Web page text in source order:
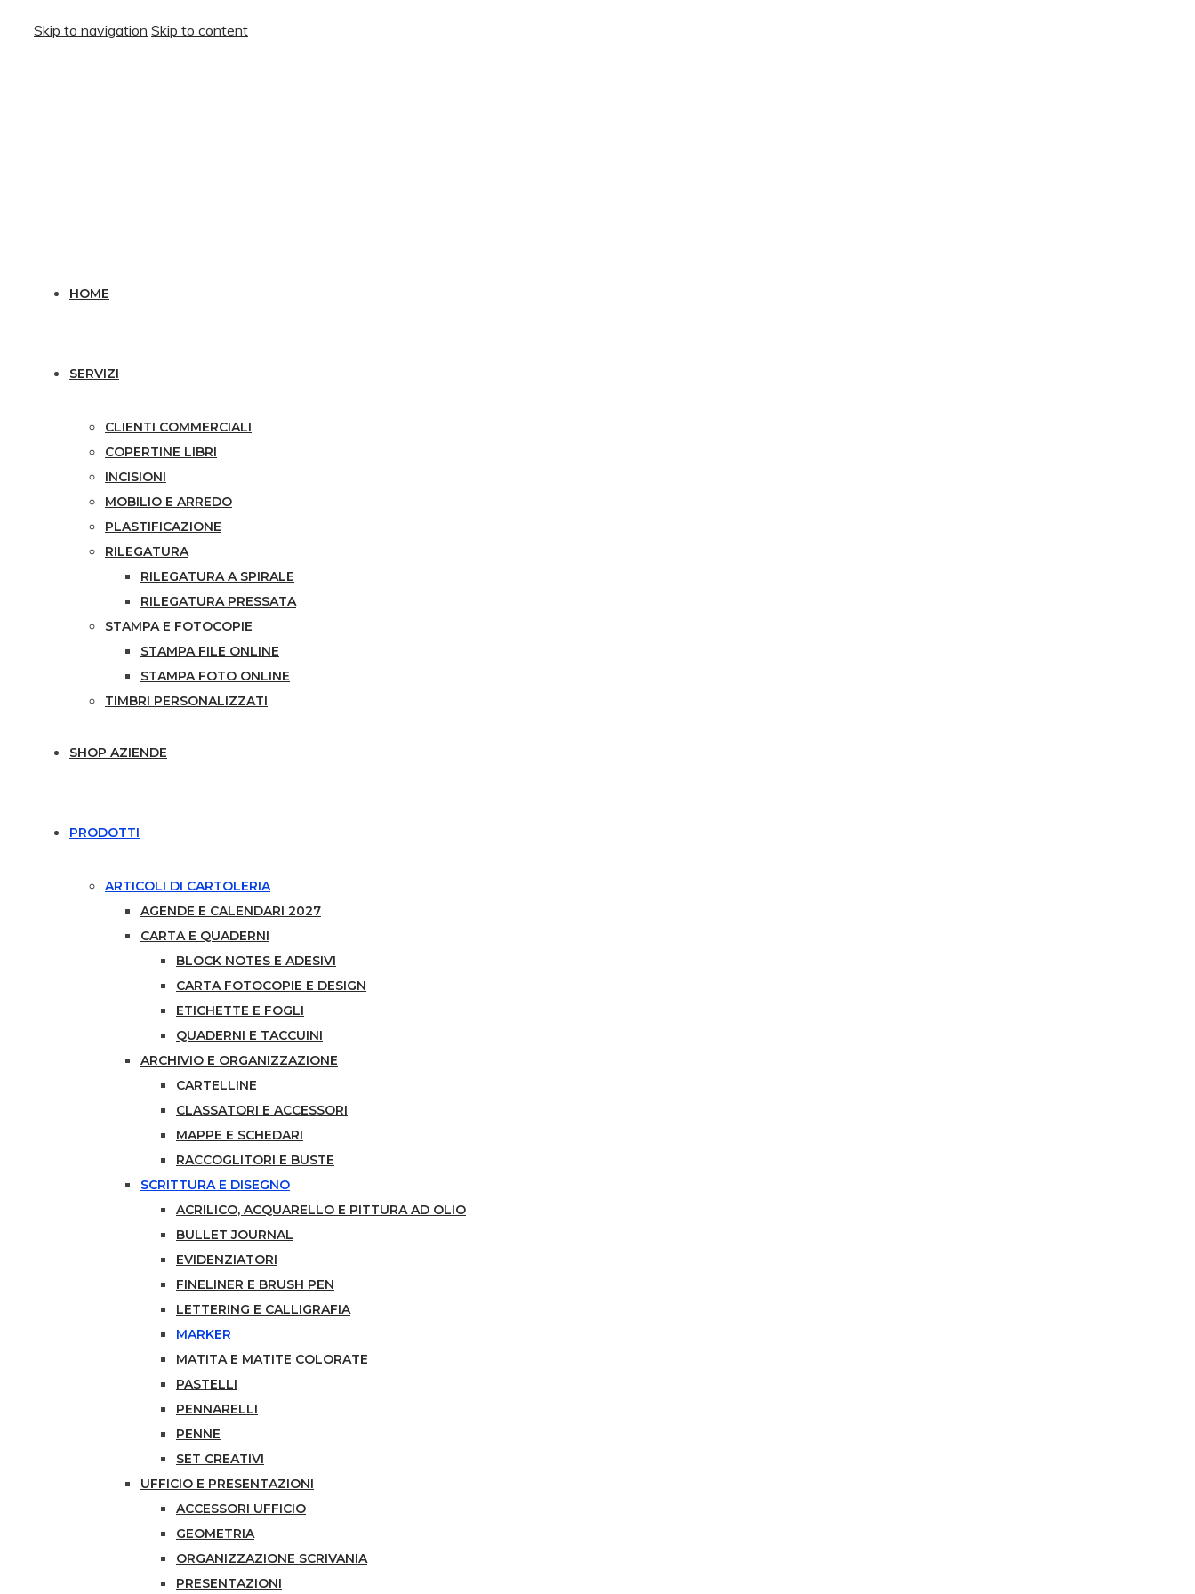
Skip to navigation Skip to content
HOME
SERVIZI
CLIENTI COMMERCIALI
COPERTINE LIBRI
INCISIONI
MOBILIO E ARREDO
PLASTIFICAZIONE
RILEGATURA
RILEGATURA A SPIRALE
RILEGATURA PRESSATA
STAMPA E FOTOCOPIE
STAMPA FILE ONLINE
STAMPA FOTO ONLINE
TIMBRI PERSONALIZZATI
SHOP AZIENDE
PRODOTTI
ARTICOLI DI CARTOLERIA
AGENDE E CALENDARI 2027
CARTA E QUADERNI
BLOCK NOTES E ADESIVI
CARTA FOTOCOPIE E DESIGN
ETICHETTE E FOGLI
QUADERNI E TACCUINI
ARCHIVIO E ORGANIZZAZIONE
CARTELLINE
CLASSATORI E ACCESSORI
MAPPE E SCHEDARI
RACCOGLITORI E BUSTE
SCRITTURA E DISEGNO
ACRILICO, ACQUARELLO E PITTURA AD OLIO
BULLET JOURNAL
EVIDENZIATORI
FINELINER E BRUSH PEN
LETTERING E CALLIGRAFIA
MARKER
MATITA E MATITE COLORATE
PASTELLI
PENNARELLI
PENNE
SET CREATIVI
UFFICIO E PRESENTAZIONI
ACCESSORI UFFICIO
GEOMETRIA
ORGANIZZAZIONE SCRIVANIA
PRESENTAZIONI